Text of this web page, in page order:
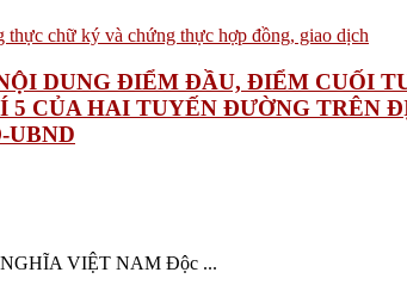
DUNG ĐIỂM ĐẦU, ĐIỂM CUỐI
CỦA HAI TUYẾN ĐƯỜNG TRÊN
UBND
VIỆT NAM Độc ...